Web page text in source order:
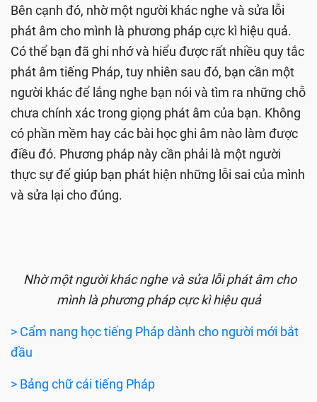
Bên cạnh đó, nhờ một người khác nghe và sửa lỗi
phát âm cho mình là phương pháp cực kì hiệu quả.
Có thể bạn đã ghi nhớ và hiểu được rất nhiều quy tắc
phát âm tiếng Pháp, tuy nhiên sau đó, bạn cần một
người khác để lắng nghe bạn nói và tìm ra những chỗ
chưa chính xác trong giọng phát âm của bạn. Không
có phần mềm hay các bài học ghi âm nào làm được
điều đó. Phương pháp này cần phải là một người
thực sự để giúp bạn phát hiện những lỗi sai của mình
và sửa lại cho đúng.